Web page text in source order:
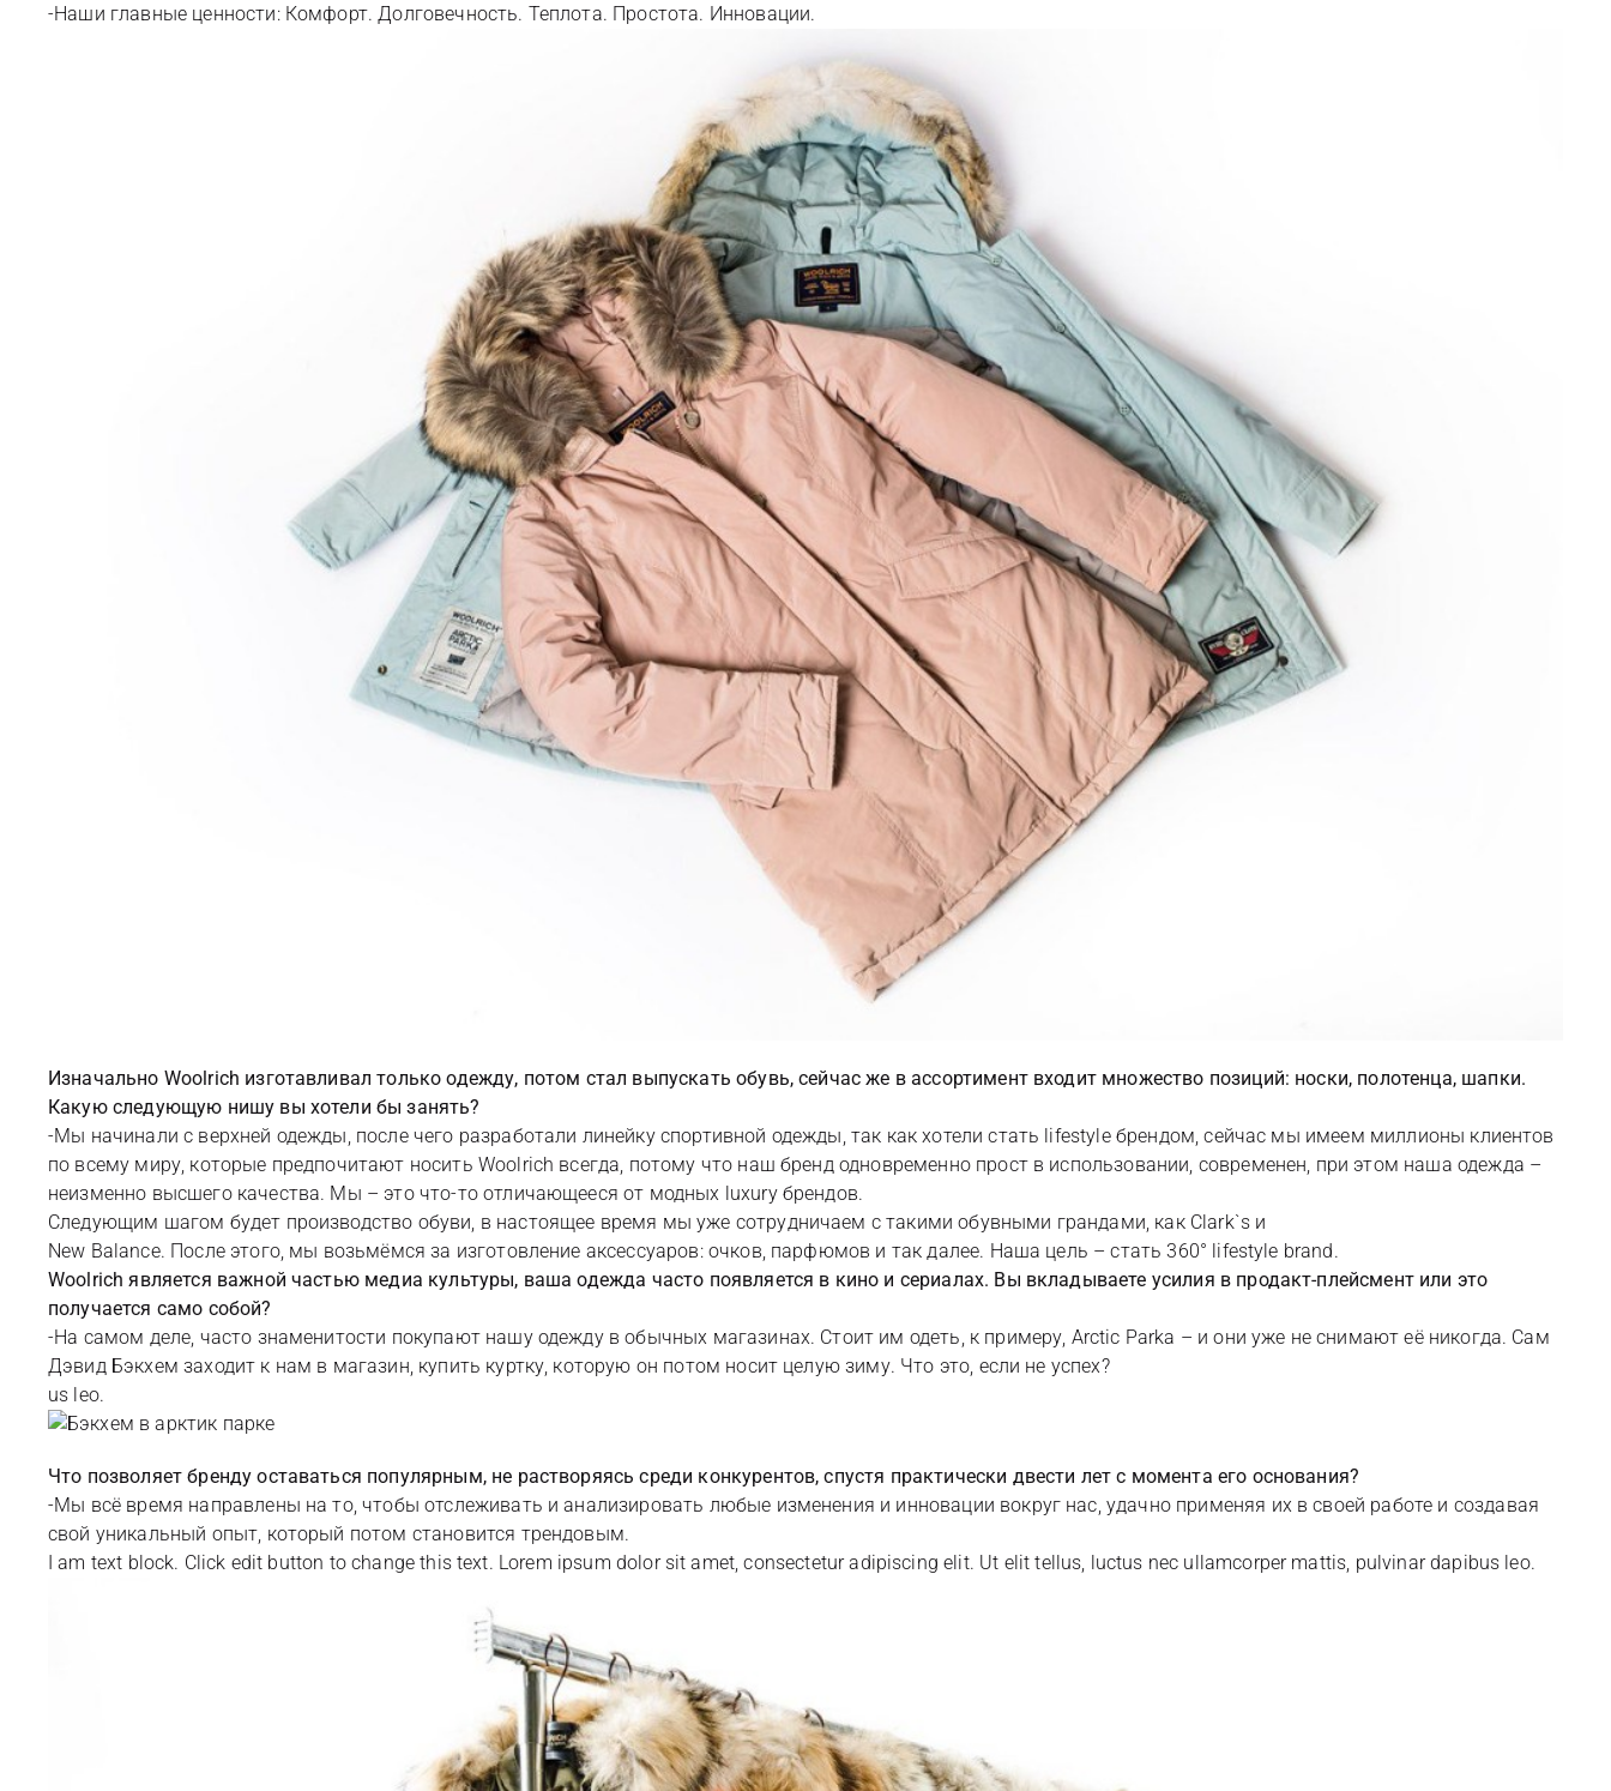
-Наши главные ценности: Комфорт. Долговечность. Теплота. Простота. Инновации.
Изначально Woolrich изготавливал только одежду, потом стал выпускать обувь, сейчас же в ассортимент входит множество позиций: носки, полотенца, шапки.
Какую следующую нишу вы хотели бы занять?
-Мы начинали c верхней одежды, после чего разработали линейку спортивной одежды, так как хотели стать lifestyle брендом, сейчас мы имеем миллионы клиентов
по всему миру, которые предпочитают носить Woolrich всегда, потому что наш бренд одновременно прост в использовании, современен, при этом наша одежда –
неизменно высшего качества. Мы – это что-то отличающееся от модных luxury брендов.
Следующим шагом будет производство обуви, в настоящее время мы уже сотрудничаем с такими обувными грандами, как Clark`s и
New Balance. После этого, мы возьмёмся за изготовление аксессуаров: очков, парфюмов и так далее. Наша цель – стать 360° lifestyle brand.
Woolrich является важной частью медиа культуры, ваша одежда часто появляется в кино и сериалах. Вы вкладываете усилия в продакт-плейсмент или это
получается само собой?
-На самом деле, часто знаменитости покупают нашу одежду в обычных магазинах. Стоит им одеть, к примеру, Arctic Parka – и они уже не снимают её никогда. Сам
Дэвид Бэкхем заходит к нам в магазин, купить куртку, которую он потом носит целую зиму. Что это, если не успех?
us leo.
Что позволяет бренду оставаться популярным, не растворяясь среди конкурентов, спустя практически двести лет с момента его основания?
-Мы всё время направлены на то, чтобы отслеживать и анализировать любые изменения и инновации вокруг нас, удачно применяя их в своей работе и создавая
свой уникальный опыт, который потом становится трендовым.
I am text block. Click edit button to change this text. Lorem ipsum dolor sit amet, consectetur adipiscing elit. Ut elit tellus, luctus nec ullamcorper mattis, pulvinar dapibus leo.